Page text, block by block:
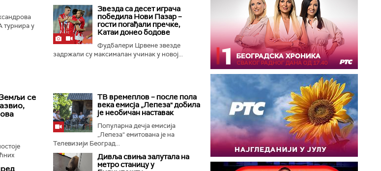
турнира у
Звезда са десет играча
победила Нови Пазар –
гости погађали пречке,
Катаи донео бодове
Фудбалери Црвене звезде
задржали су максималан учинак у новој...
се
четири
ТВ времеплов – после пола
века емисја „Лепеза" добила
је необичан наставак
Популарна дечја емисија
„Лепеза“ емитована је на
Телевизији Београд...
Дивља свиња залутала на
метро станицу у